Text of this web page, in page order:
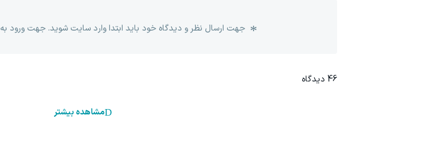
جهت ارسال نظر و دیدگاه خود باید ابتدا وارد سایت شوید. جهت ورود
46 دیدگاه
مشاهده بیشتر